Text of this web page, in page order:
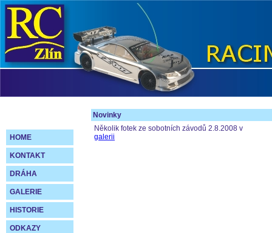
HOME
KONTAKT
DRÁHA
GALERIE
HISTORIE
ODKAZY
Novinky
Několik fotek ze sobotních závodů 2.8.2008 v
galerii